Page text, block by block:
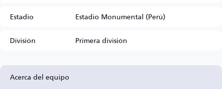
Estadio
Estadio Monumental (Perú)
División
Primera división
Acerca del equipo